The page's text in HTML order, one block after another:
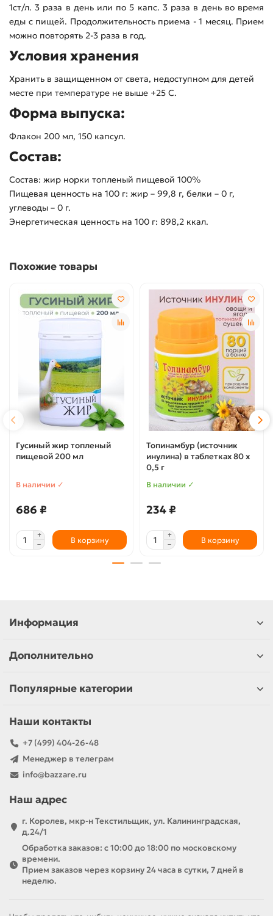
1ст/л. 3 раза в день или по 5 капс. 3 раза в день во время
еды с пищей. Продолжительность приема - 1 месяц. Прием
можно повторять 2-3 раза в год.
Условия хранения
Хранить в защищенном от света, недоступном для детей
месте при температуре не выше +25 С.
Форма выпуска:
Флакон 200 мл, 150 капсул.
Состав:
Состав: жир норки топленый пищевой 100%
Пищевая ценность на 100 г: жир – 99,8 г, белки – 0 г,
углеводы – 0 г.
Энергетическая ценность на 100 г: 898,2 ккал.
Похожие товары
Гусиный жир топленый
пищевой 200 мл
В наличии ✓
686 ₽
В корзину
Топинамбур (источник
инулина) в таблетках 80 х
0,5 г
В наличии ✓
234 ₽
В корзину
Информация
Дополнительно
Популярные категории
Наши контакты
+7 (499) 404-26-48
Менеджер в телеграм
info@bazzare.ru
Наш адрес
г. Королев, мкр-н Текстильщик, ул. Калининградская,
д.24/1
Обработка заказов: с 10:00 до 18:00 по московскому
времени.
Прием заказов через корзину 24 часа в сутки, 7 дней в
неделю.